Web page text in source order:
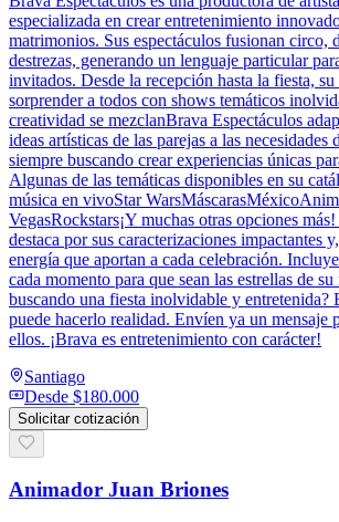
especializada en crear entretenimiento
matrimonios. Sus espectáculos fusionan circo,
destrezas, generando un lenguaje particular
invitados. Desde la recepción hasta la fiesta,
sorprender a todos con shows temáticos
creatividad se mezclanBrava Espectáculos
ideas artísticas de las parejas a las necesidades
siempre buscando crear experiencias únicas
Algunas de las temáticas disponibles en su
música en vivoStar
VegasRockstars¡Y muchas otras opciones
destaca por sus caracterizaciones impactantes
energía que aportan a cada celebración.
cada momento para que sean las estrellas de su
buscando una fiesta inolvidable y entretenida?
puede hacerlo realidad. Envíen ya un mensaje
ellos. ¡Brava es entretenimiento con carácter!
Santiago
Desde $180.000
Solicitar cotización
Animador Juan Briones